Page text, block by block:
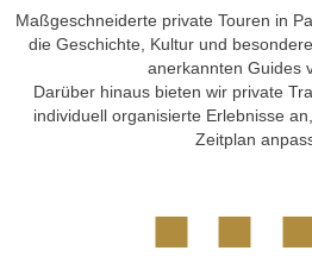
Maßgeschneiderte private Touren in
die Geschichte, Kultur und
anerkannten Guides
Darüber hinaus bieten wir private
individuell organisierte Erlebnisse
Zeitplan